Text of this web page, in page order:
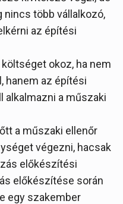
nincs több vállalkozó,
az építési
okoz, ha nem
hanem az építési
a műszaki
a műszaki ellenőr
végezni, hacsak
előkészítési
előkészítése során
egy szakember